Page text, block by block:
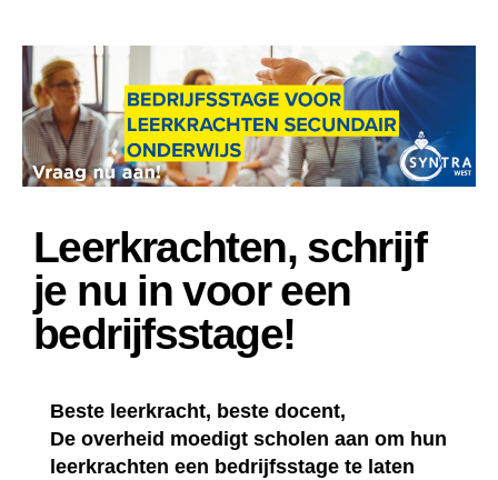
Leerkrachten, schrijf
je nu in voor een
bedrijfsstage!
Beste leerkracht, beste docent,
De overheid moedigt scholen aan om hun
leerkrachten een bedrijfsstage te laten